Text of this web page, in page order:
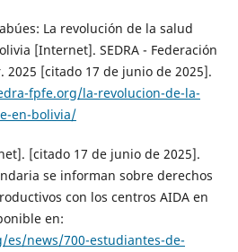
La revolución de la salud
[Internet]. SEDRA - Federación
2025 [citado 17 de junio de 2025].
fpfe.org/la-revolucion-de-la-
en-bolivia/
[citado 17 de junio de 2025].
se informan sobre derechos
con los centros AIDA en
en:
news/700-estudiantes-de-